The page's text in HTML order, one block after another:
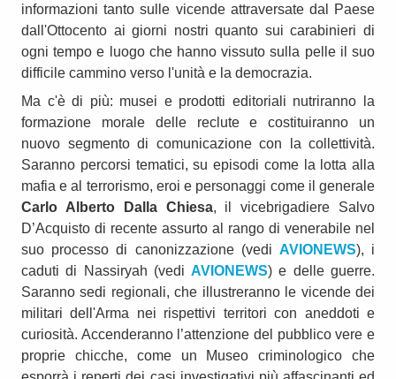
informazioni tanto sulle vicende attraversate dal Paese
dall'Ottocento ai giorni nostri quanto sui carabinieri di
ogni tempo e luogo che hanno vissuto sulla pelle il suo
difficile cammino verso l'unità e la democrazia.
Ma c'è di più: musei e prodotti editoriali nutriranno la
formazione morale delle reclute e costituiranno un
nuovo segmento di comunicazione con la collettività.
Saranno percorsi tematici, su episodi come la lotta alla
mafia e al terrorismo, eroi e personaggi come il generale
Carlo Alberto
Dalla Chiesa, il vicebrigadiere Salvo
D’Acquisto di recente assurto al rango di venerabile nel
suo processo di canonizzazione (vedi AVIONEWS), i
caduti di Nassiryah (vediAVIONEWS) e delle guerre.
Saranno sedi regionali, che illustreranno le vicende dei
militari dell'Arma nei rispettivi territori con aneddoti e
curiosità. Accenderanno l’attenzione del pubblico vere e
proprie chicche, come un Museo criminologico che